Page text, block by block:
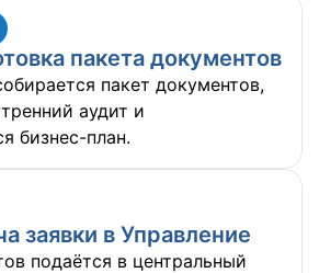
пакета документов
пакет документов,
аудит и
бизнес-план.
заявки в Управление
подаётся в центральный